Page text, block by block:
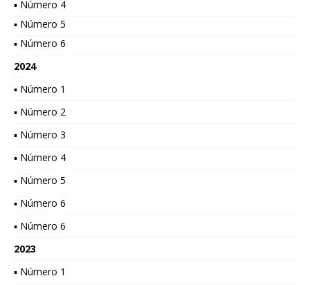
▪ Número 4
▪ Número 5
▪ Número 6
2024
▪ Número 1
▪ Número 2
▪ Número 3
▪ Número 4
▪ Número 5
▪ Número 6
▪ Número 6
2023
▪ Número 1